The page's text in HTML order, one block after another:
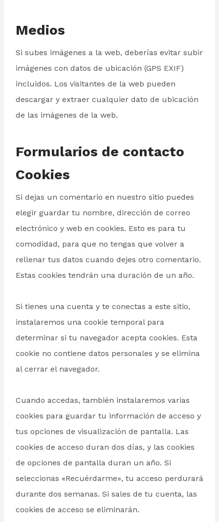
Medios
Si subes imágenes a la web, deberías evitar subir
imágenes con datos de ubicación (GPS EXIF)
incluidos. Los visitantes de la web pueden
descargar y extraer cualquier dato de ubicación
de las imágenes de la web.
Formularios de contacto
Cookies
Si dejas un comentario en nuestro sitio puedes
elegir guardar tu nombre, dirección de correo
electrónico y web en cookies. Esto es para tu
comodidad, para que no tengas que volver a
rellenar tus datos cuando dejes otro comentario.
Estas cookies tendrán una duración de un año.
Si tienes una cuenta y te conectas a este sitio,
instalaremos una cookie temporal para
determinar si tu navegador acepta cookies. Esta
cookie no contiene datos personales y se elimina
al cerrar el navegador.
Cuando accedas, también instalaremos varias
cookies para guardar tu información de acceso y
tus opciones de visualización de pantalla. Las
cookies de acceso duran dos días, y las cookies
de opciones de pantalla duran un año. Si
seleccionas «Recuérdarme», tu acceso perdurará
durante dos semanas. Si sales de tu cuenta, las
cookies de acceso se eliminarán.